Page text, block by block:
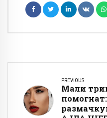
PREVIOUS
Мали